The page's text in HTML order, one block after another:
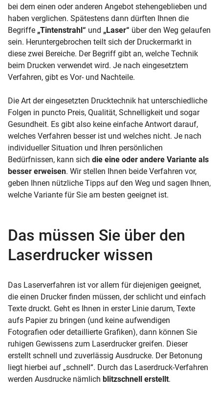
bei dem einen oder anderen Angebot stehengeblieben und
haben verglichen. Spätestens dann dürften Ihnen die
Begriffe „Tintenstrahl“ und „Laser“ über den Weg gelaufen
sein. Heruntergebrochen teilt sich der Druckermarkt in
diese zwei Bereiche. Der Begriff gibt an, welche Technik
beim Drucken verwendet wird. Je nach eingesetztem
Verfahren, gibt es Vor- und Nachteile.
Die Art der eingesetzten Drucktechnik hat unterschiedliche
Folgen in puncto Preis, Qualität, Schnelligkeit und sogar
Gesundheit. Es gibt also keine einfache Antwort darauf,
welches Verfahren besser ist und welches nicht. Je nach
individueller Situation und Ihren persönlichen
Bedürfnissen, kann sich die eine oder andere Variante als
besser erweisen. Wir stellen Ihnen beide Verfahren vor,
geben Ihnen nützliche Tipps auf den Weg und sagen Ihnen,
welche Variante für Sie am besten geeignet ist.
Das müssen Sie über den
Laserdrucker wissen
Das Laserverfahren ist vor allem für diejenigen geeignet,
die einen Drucker finden müssen, der schlicht und einfach
Texte druckt. Geht es Ihnen in erster Linie darum, Texte
aufs Papier zu bringen (und keine aufwendigen
Fotografien oder detaillierte Grafiken), dann können Sie
ruhigen Gewissens zum Laserdrucker greifen. Dieser
erstellt schnell und zuverlässig Ausdrucke. Der Betonung
liegt hierbei auf „schnell“. Durch das Laserdruck-Verfahren
werden Ausdrucke nämlich blitzschnell erstellt.